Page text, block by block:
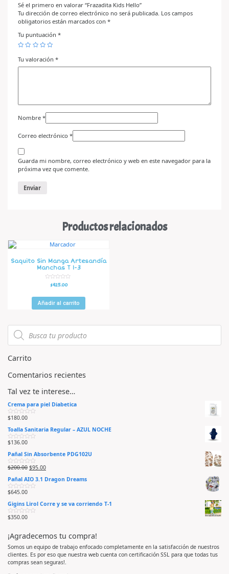
Sé el primero en valorar “Frazadita Kids Hello”
Tu dirección de correo electrónico no será publicada. Los campos
obligatorios están marcados con *
Tu puntuación *
Tu valoración *
Nombre *
Correo electrónico *
Guarda mi nombre, correo electrónico y web en este navegador para la
próxima vez que comente.
Productos relacionados
Saquito Sin Manga Artesandía
Manchas T 1-3
o
r
a
d
n
d
e
$425.00
Añadir al carrito
Carrito
Comentarios recientes
Tal vez te interese…
Crema para piel Diabetica
V
l
o
r
a
o
e
n
0
e
5
$180.00
Toalla Sanitaria Regular – AZUL NOCHE
V
l
o
r
a
o
e
n
0
e
5
$136.00
Pañal Sin Absorbente PDG102U
V
l
o
r
a
o
e
n
0
5
$200.00 $95.00
Pañal AIO 3.1 Dragon Dreams
V
l
o
r
a
e
n
0
d
e
5
$645.00
Gigins Lirol Corre y se va corriendo T-1
V
o
r
a
d
o
n
$350.00
¡Agradecemos tu compra!
Somos un equipo de trabajo enfocado completamente en la satisfacción de nuestros
clientes. Es por eso que nuestra web cuenta con certificación SSL para que todas tus
compras sean seguras!.